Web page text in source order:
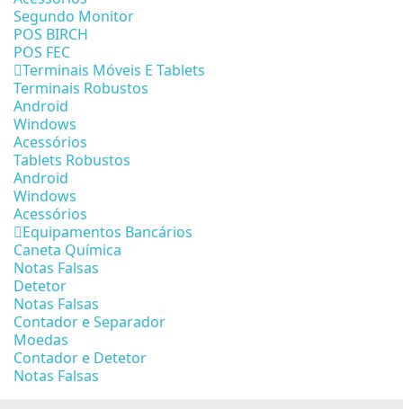
Segundo Monitor
POS BIRCH
POS FEC
Terminais Móveis E Tablets
Terminais Robustos
Android
Windows
Acessórios
Tablets Robustos
Android
Windows
Acessórios
Equipamentos Bancários
Caneta Química
Notas Falsas
Detetor
Notas Falsas
Contador e Separador
Moedas
Contador e Detetor
Notas Falsas